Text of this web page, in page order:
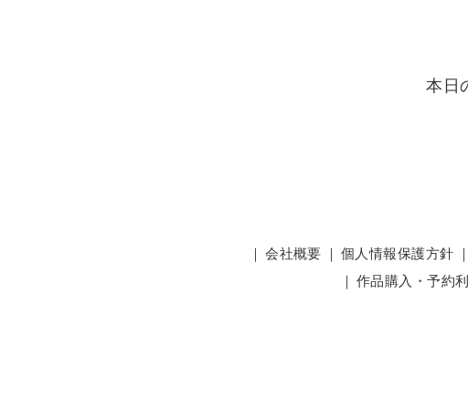
本日
｜会社概要 ｜ 個人情報保護方針 ｜
｜ 作品購入・予約